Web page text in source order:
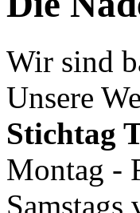
Wir sind
Unsere
Stichtag
Montag -